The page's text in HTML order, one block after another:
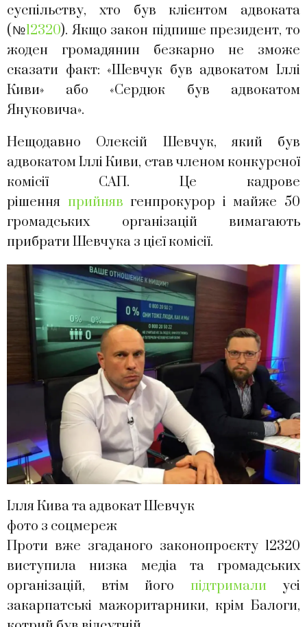
суспільству, хто був клієнтом адвоката
(№12320). Якщо закон підпише президент, то
жоден громадянин безкарно не зможе
сказати факт: «Шевчук був адвокатом Іллі
Киви» або «Сердюк був адвокатом
Януковича».
Нещодавно Олексій Шевчук, який був
адвокатом Іллі Киви, став членом конкурсної
комісії САП. Це кадрове
рішення прийняв генпрокурор і майже 50
громадських організацій вимагають
прибрати Шевчука з цієї комісії.
Ілля Кива та адвокат Шевчук
фото з соцмереж
Проти вже згаданого законопроєкту 12320
виступила низка медіа та громадських
організацій, втім його підтримали усі
закарпатські мажоритарники, крім Балоги,